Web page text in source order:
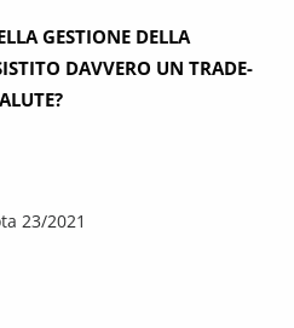
GESTIONE DELLA
DAVVERO UN TRADE-
23/2021
DELLA SECONDA ONDATA: È